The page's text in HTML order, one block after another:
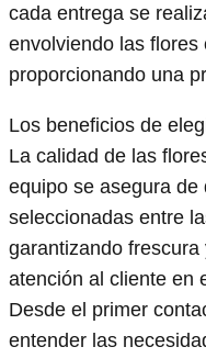
cada entrega se
envolviendo las flores
proporcionando una
Los beneficios de
La calidad de las
equipo se asegura de
seleccionadas entre
garantizando
atención al cliente en
Desde el primer
entender las